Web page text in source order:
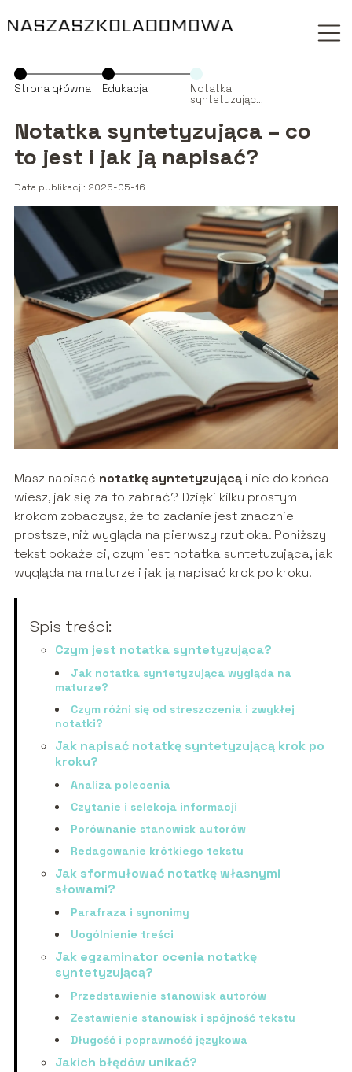
Strona główna Edukacja
Notatka
syntetyzująca
jak ją napisać?
Notatka syntetyzująca – co
to jest i jak ją napisać?
Data publikacji: 2026-05-16
Masz napisać notatkę syntetyzującąi nie do końca
wiesz, jak się za to zabrać? Dzięki kilku prostym
krokom zobaczysz, że to zadanie jest znacznie
prostsze, niż wygląda na pierwszy rzut oka. Poniższy
tekst pokaże ci, czym jest notatka syntetyzująca, jak
wygląda na maturze i jak ją napisać krok po kroku.
Spis treści:
Czym jest notatka syntetyzująca?
Jak notatka syntetyzująca wygląda na
maturze?
Czym różni się od streszczenia i zwykłej
notatki?
Jak napisać notatkę syntetyzującą krok po
kroku?
Analiza polecenia
Czytanie i selekcja informacji
Porównanie stanowisk autorów
Redagowanie krótkiego tekstu
Jak sformułować notatkę własnymi
słowami?
Parafraza i synonimy
Uogólnienie treści
Jak egzaminator ocenia notatkę
syntetyzującą?
Przedstawienie stanowisk autorów
Zestawienie stanowisk i spójność tekstu
Długość i poprawność językowa
Jakich błędów unikać?